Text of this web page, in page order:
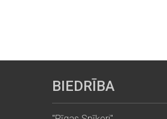
BIEDRĪBA